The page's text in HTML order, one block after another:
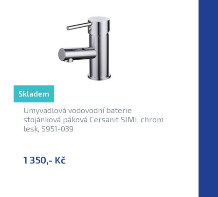
Umyvadlová vodovodní baterie
stojánková páková Cersanit SIMI, chrom
lesk, S951-039
1 350,- Kč
Skladem